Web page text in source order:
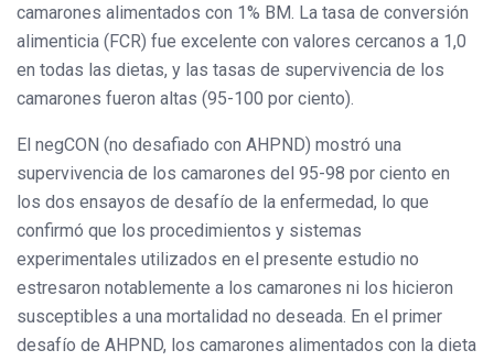
camarones alimentados con 1% BM. La tasa de conversión
alimenticia (FCR) fue excelente con valores cercanos a 1,0
en todas las dietas, y las tasas de supervivencia de los
camarones fueron altas (95-100 por ciento).
El negCON (no desafiado con AHPND) mostró una
supervivencia de los camarones del 95-98 por ciento en
los dos ensayos de desafío de la enfermedad, lo que
confirmó que los procedimientos y sistemas
experimentales utilizados en el presente estudio no
estresaron notablemente a los camarones ni los hicieron
susceptibles a una mortalidad no deseada. En el primer
desafío de AHPND, los camarones alimentados con la dieta